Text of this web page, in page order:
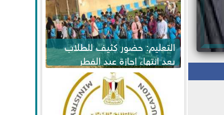
التعليم: حضور كثيف للطلاب
بعد انتهاء إجازة عيد الفطر
لاستكمال المناهج